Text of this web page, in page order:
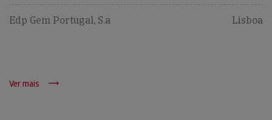
Edp Gem Portugal, S.a Lisboa
Ver mais